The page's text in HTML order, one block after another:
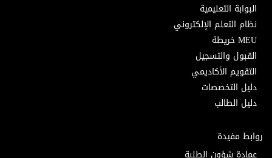
البوابة التعليمية
نظام التعلم الإلكتروني
MEU خريطة
القبول والتسجيل
التقويم الأكاديمي
دليل التخصصات
دليل الطالب
روابط مفيدة
عمادة شؤون الطلبة